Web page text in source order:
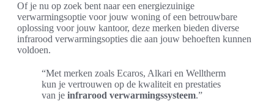
Of je nu op zoek bent naar een energiezuinige
verwarmingsoptie voor jouw woning of een betrouwbare
oplossing voor jouw kantoor, deze merken bieden diverse
infrarood verwarmingsopties die aan jouw behoeften kunnen
voldoen.
“Met merken zoals Ecaros, Alkari en Welltherm
kun je vertrouwen op de kwaliteit en prestaties
van je infrarood verwarmingssysteem.”